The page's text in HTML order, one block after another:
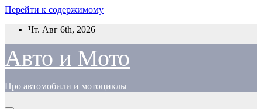
Перейти к содержимому
Чт. Авг 6th, 2026
Авто и Мото
Про автомобили и мотоциклы